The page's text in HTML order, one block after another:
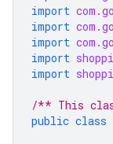
import
import
import
import
import
/** This
public class